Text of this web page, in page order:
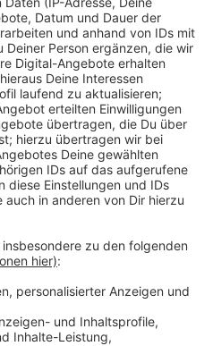
Bei uns im Kreis
Prozent ausgelastet.
von gestiegenen
erwarten künftig
Stellen im Handwerk
gesellen sich aber auch
spüren bekommt. Das ist